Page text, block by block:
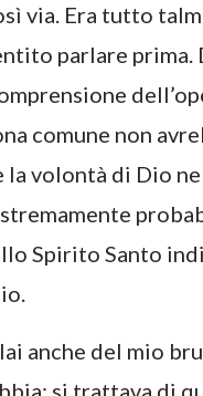
via. Era tutto
parlare
comune non
la volontà di Dio
Spirito Santo
anche del mio
si trattava di